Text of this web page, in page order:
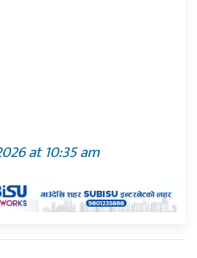
at 10:35 am